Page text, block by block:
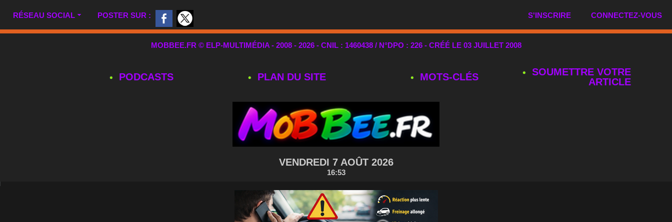
RÉSEAU SOCIAL POSTER SUR : CONNECTEZ-VOUS
S'INSCRIRE
MOBBEE.FR © ELP-MULTIMÉDIA - 2008 - 2026 - CNIL : 1460438 / N°DPO : 226 - CRÉÉ LE 03 JUILLET 2008
PODCASTS PLAN DU SITE MOTS‑CLÉS
SOUMETTRE VOTRE
ARTICLE
VENDREDI 7 AOÛT 2026
16:53